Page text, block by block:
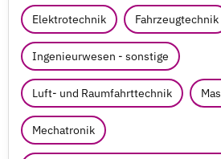
Elektrotechnik Fahrzeugtechnik
Ingenieurwesen - sonstige
Luft- und Raumfahrttechnik
Mechatronik